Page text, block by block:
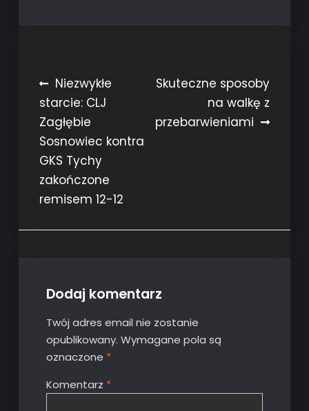
Nawigacja
wpisu
Niezwykłe
starcie: CLJ
Zagłębie
Sosnowiec kontra
GKS Tychy
zakończone
remisem 12-12
Skuteczne sposoby
na walkę z
przebarwieniami
Dodaj komentarz
Twój adres email nie zostanie
opublikowany. Wymagane pola są
oznaczone *
Komentarz *